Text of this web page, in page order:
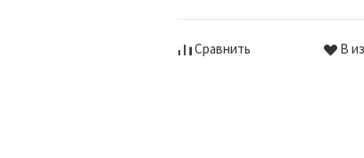
Сравнить В